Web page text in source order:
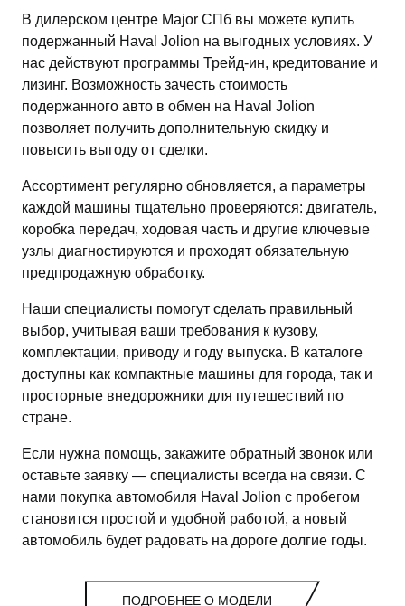
В дилерском центре Major СПб вы можете купить
подержанный Haval Jolion на выгодных условиях. У
нас действуют программы Трейд-ин, кредитование и
лизинг. Возможность зачесть стоимость
подержанного авто в обмен на Haval Jolion
позволяет получить дополнительную скидку и
повысить выгоду от сделки.
Ассортимент регулярно обновляется, а параметры
каждой машины тщательно проверяются: двигатель,
коробка передач, ходовая часть и другие ключевые
узлы диагностируются и проходят обязательную
предпродажную обработку.
Наши специалисты помогут сделать правильный
выбор, учитывая ваши требования к кузову,
комплектации, приводу и году выпуска. В каталоге
доступны как компактные машины для города, так и
просторные внедорожники для путешествий по
стране.
Если нужна помощь, закажите обратный звонок или
оставьте заявку — специалисты всегда на связи. С
нами покупка автомобиля Haval Jolion с пробегом
становится простой и удобной работой, а новый
автомобиль будет радовать на дороге долгие годы.
ПОДРОБНЕЕ О МОДЕЛИ